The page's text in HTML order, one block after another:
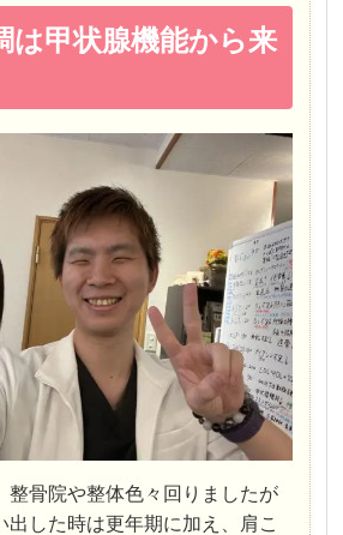
は甲状腺機能から来
整骨院や整体色々回りましたが
出した時は更年期に加え、肩こ